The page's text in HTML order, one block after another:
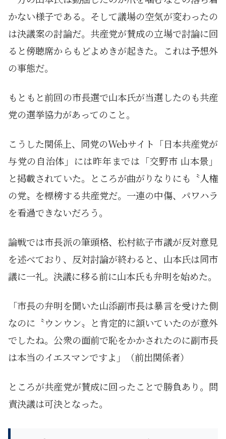
かない様子である。そして議場の空気が変わったの
は決議案の討論だ。共産党が賛成の立場で討論に回
ると傍聴席からもどよめきが起きた。これは予想外
の事態だ。
もともと前回の市長選で山本氏が当選したのも共産
党の選挙協力があってのこと。
こうした関係上、同党のWebサイト「日本共産党が
与党の自治体」には昨年までは「交野市 山本景」
と掲載されていた。ところが曲がりなりにも〝人権
の党〟を標榜する共産党だ。一連の中傷、パワハラ
を看過できないだろう。
論戦では市長派の筆頭格、松村紘子市議が反対意見
を述べており、反対討論が終わると、山本氏は同市
議に一礼。決議に移る前に山本氏も弁明を始めた。
「市長の弁明を聞いた山添副市長は暴言を受けた側
なのに〝ウンウン〟と肯定的に頷いていたのが意外
でしたね。公衆の面前で恥をかかされたのに副市長
は本当のイエスマンですよ」（前出関係者）
ところが共産党が賛成に回ったことで勝負あり。問
責決議は可決となった。